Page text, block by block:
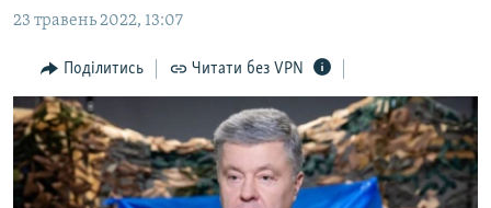
основної
навігації
Перейти
до
пошуку
БЛОГИ
ПОГЛЯД
ІНТЕРВ'Ю
ВСЕ ЗА ДЕНЬ
СПЕЦПРОЕКТИ
23 травень 2022, 13:07
Поділитись Читати без VPN